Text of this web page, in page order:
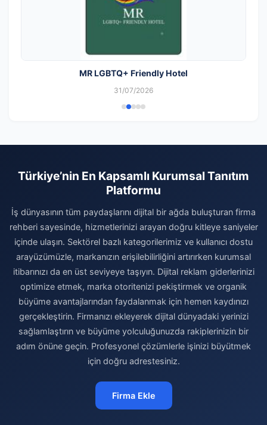
MR LGBTQ+ Friendly Hotel
31/07/2026
Türkiye’nin En Kapsamlı Kurumsal Tanıtım
Platformu
İş dünyasının tüm paydaşlarını dijital bir ağda buluşturan firma
rehberi sayesinde, hizmetlerinizi arayan doğru kitleye saniyeler
içinde ulaşın. Sektörel bazlı kategorilerimiz ve kullanıcı dostu
arayüzümüzle, markanızın erişilebilirliğini artırırken kurumsal
itibarınızı da en üst seviyeye taşıyın. Dijital reklam giderlerinizi
optimize etmek, marka otoritenizi pekiştirmek ve organik
büyüme avantajlarından faydalanmak için hemen kaydınızı
gerçekleştirin. Firmanızı ekleyerek dijital dünyadaki yerinizi
sağlamlaştırın ve büyüme yolculuğunuzda rakiplerinizin bir
adım önüne geçin. Profesyonel çözümlerle işinizi büyütmek
için doğru adrestesiniz.
Firma Ekle